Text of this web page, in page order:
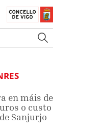
en máis de
o custo
Sanjurjo